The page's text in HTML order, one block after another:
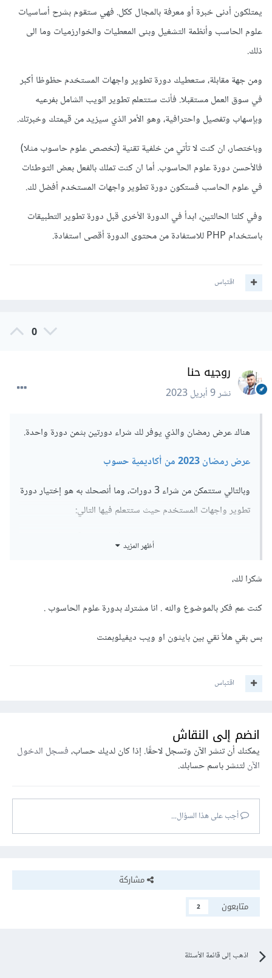
يمتلكون أدنى خبرة أو معرفة بالمجال ككل. فهي ستقوم بشرح أساسيات
علوم الحاسب وأنظمة التشغيل وبنى المعطيات والخوارزميات وما الى
ذلك.
ومن جهة مقابلة، ستعطيك دورة تطوير واجهات المستخدم حظوظا أكبر
في سوق العمل مستقبلا. فأنت ستتعلم تطوير الويب الشامل بفرعيه
وبإسهاب وتفصيل واحترافية، وهو الأمر الذي سيزيد من قيمتك وخبرتك.
وباختصار، ان كنت لا تأتي من خلفية تقنية (تخصص علوم حاسوب مثلا)
فالأحسن دورة علوم الحاسوب. أما ان كنت تملك بالفعل بعض التوطئات
في علوم الحاسب فستكون دورة تطوير واجهات المستخدم أفضل لك.
وفي كلتا الحالتين، ابدأ في الدورة الأخرى قبل دورة تطوير التطبيقات
باستخدام PHP للاستفادة من محتوى الدورة أقصى استفادة.
اقتباس
0
روجيه حنا
نشر9 أبريل 2023
هناك عرض رمضان والذي يوفر لك شراء دورتين بثمن دورة واحدة.
عرض رمضان 2023 من أكاديمية حسوب
وبالتالي ستتمكن من شراء 3 دورات، وما أنصحك به هو إختيار دورة
تطوير واجهات المستخدم حيث ستتعلم فيها التالي:
مفهوم الواجهة الأماميّة للموقع front-end وكيفية عملها.
التعامل مع خدمة استضافة المشاريع GitHub.
إعداد هيكل الموقع ووضع خطة العمل.
تطوير واجهة استخدام حقيقة لمتجر الكتروني كامل من
بناء 5 صفحات هبوط مختلفة
وهي مهارات لا غنى عنها بجانب لغة PHP وإطار لارافيل.
أظهر المزيد
شكرا لك،
كنت عم فكر بالموضوع والله . انا مشترك بدورة علوم الحاسوب .
بس بقي هلأ نقي بين بايثون او ويب ديفيلوبمنت
اقتباس
انضم إلى النقاش
يمكنك أن تنشر الآن وتسجل لاحقًا. إذا كان لديك حساب،فسجل الدخول
الآنلتنشر باسم حسابك.
أجب على هذا السؤال...
مشاركة
متابعون
2
اذهب إلى قائمة الأسئلة